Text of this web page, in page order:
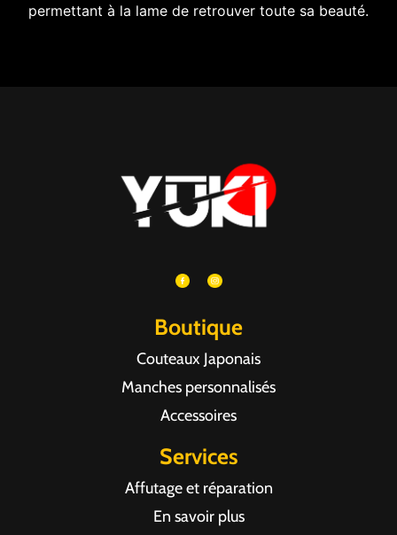
permettant à la lame de retrouver toute sa beauté.
Boutique
Couteaux Japonais
Manches personnalisés
Accessoires
Services
Affutage et réparation
En savoir plus